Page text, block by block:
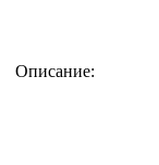
Описание: